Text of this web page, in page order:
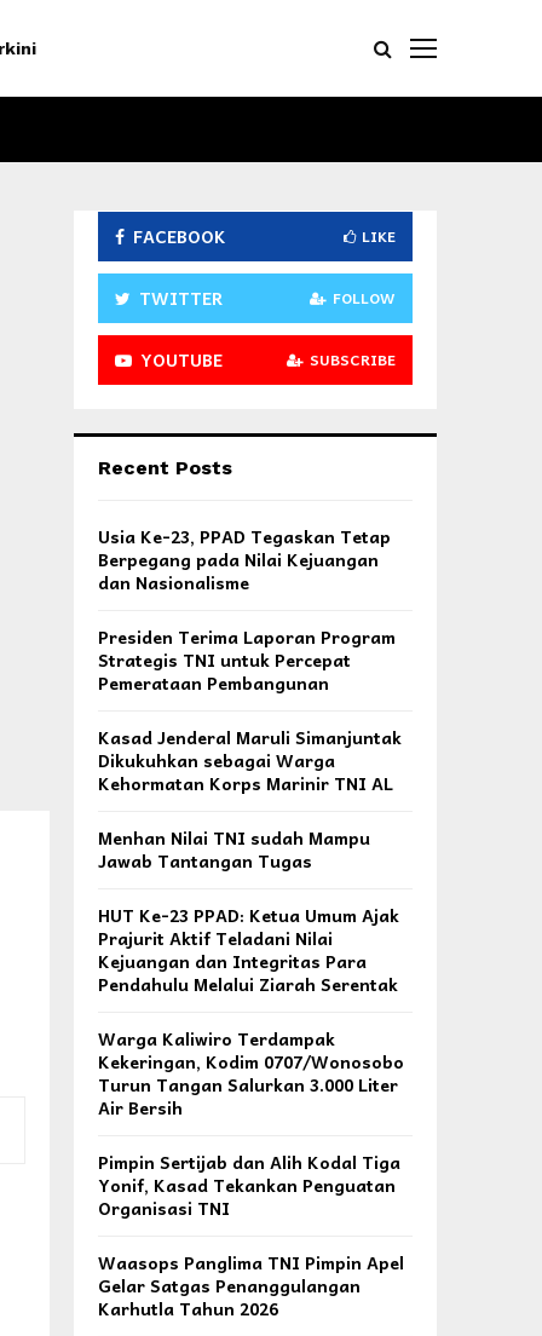
FACEBOOK LIKE
TWITTER FOLLOW
YOUTUBE SUBSCRIBE
Recent Posts
Usia Ke-23, PPAD Tegaskan Tetap
Berpegang pada Nilai Kejuangan
dan Nasionalisme
Presiden Terima Laporan Program
Strategis TNI untuk Percepat
Pemerataan Pembangunan
Kasad Jenderal Maruli Simanjuntak
Dikukuhkan sebagai Warga
Kehormatan Korps Marinir TNI AL
Menhan Nilai TNI sudah Mampu
Jawab Tantangan Tugas
HUT Ke-23 PPAD: Ketua Umum Ajak
Prajurit Aktif Teladani Nilai
Kejuangan dan Integritas Para
Pendahulu Melalui Ziarah Serentak
Warga Kaliwiro Terdampak
Kekeringan, Kodim 0707/Wonosobo
Turun Tangan Salurkan 3.000 Liter
Air Bersih
Pimpin Sertijab dan Alih Kodal Tiga
Yonif, Kasad Tekankan Penguatan
Organisasi TNI
Waasops Panglima TNI Pimpin Apel
Gelar Satgas Penanggulangan
Karhutla Tahun 2026